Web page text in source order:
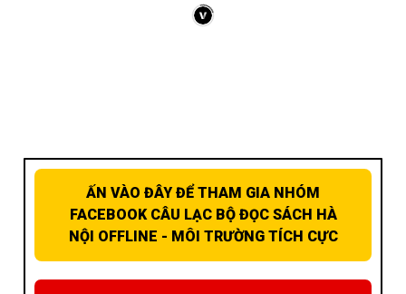
ẤN VÀO ĐÂY ĐỂ THAM GIA NHÓM
FACEBOOK CÂU LẠC BỘ ĐỌC SÁCH HÀ
NỘI OFFLINE - MÔI TRƯỜNG TÍCH CỰC